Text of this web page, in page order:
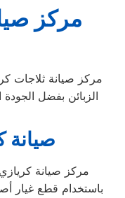
مركز
مركز صيانة ثلاجات
الزبائن بفضل
صيانة
مركز صيانة
باستخدام قطع غيار